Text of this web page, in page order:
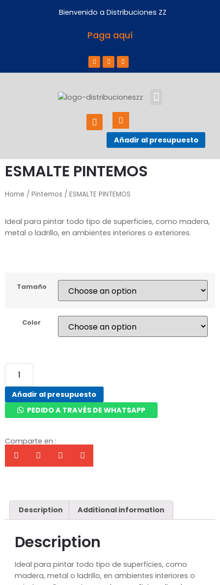
Bienvenido a Distribuciones ZZ
Paga aquí
Añadir al presupuesto
ESMALTE PINTEMOS
Home / Pintemos / ESMALTE PINTEMOS
Ideal para pintar todo tipo de superficies, como madera,
metal o ladrillo, en ambientes interiores o exteriores.
Tamaño
Color
Añadir al presupuesto
PEDIDO A TRAVÉS DE WHATSAPP
Comparte en :
Description Additional information
Description
Ideal para pintar todo tipo de superficies, como
madera, metal o ladrillo, en ambientes interiores o